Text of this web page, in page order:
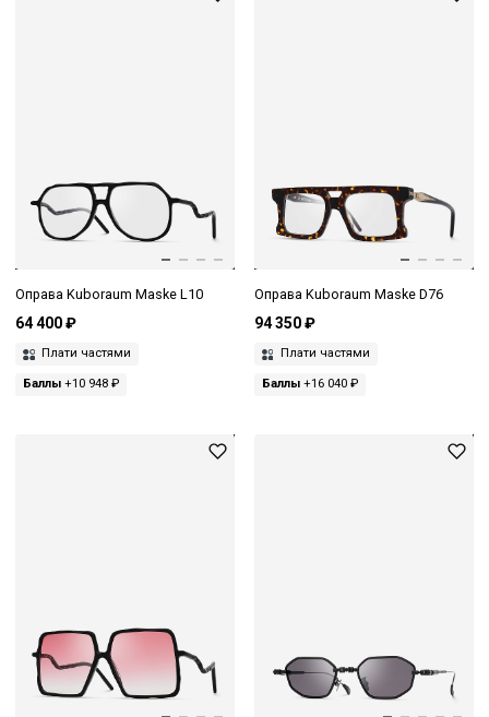
Оправа Kuboraum Maske L10
64 400 ₽
Плати частями
Баллы +10 948 ₽
Оправа Kuboraum Maske D76
94 350 ₽
Плати частями
Баллы+16 040 ₽